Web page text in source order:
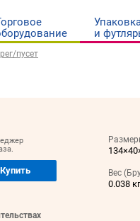
и
пусет
Купить Вес
0.038